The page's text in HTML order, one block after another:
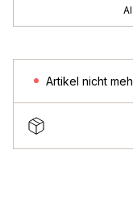
Artikel nicht